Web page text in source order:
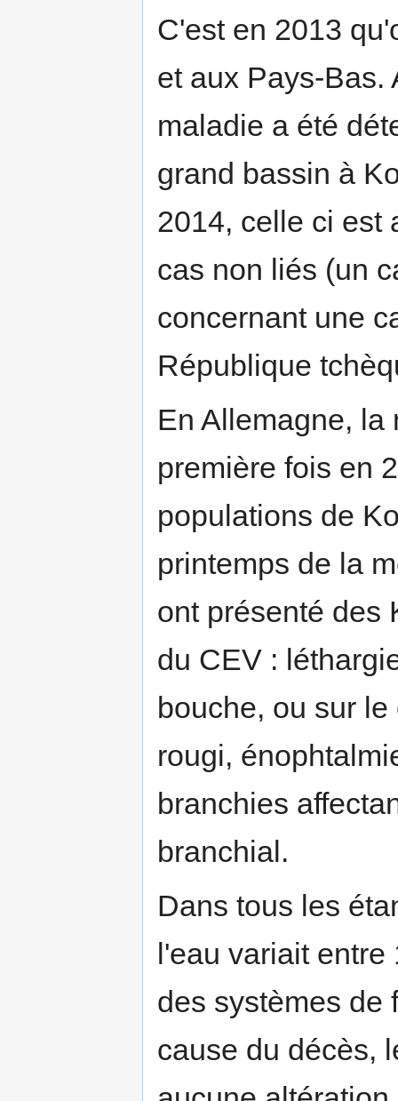
C'est en 2013
et aux Pays-Bas.
maladie a été
grand bassin à
2014, celle ci est
cas non liés (un
concernant une
République
En Allemagne, la
première fois en
populations de
printemps de la
ont présenté des
du CEV :
bouche, ou sur
rougi,
branchies
branchial.
Dans tous les
l'eau variait
des systèmes de
cause du décès,